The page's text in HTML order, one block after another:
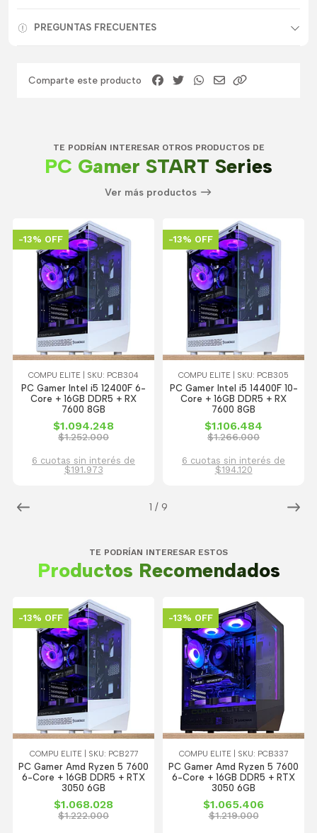
PREGUNTAS FRECUENTES
Comparte este producto
TE PODRÍAN INTERESAR OTROS PRODUCTOS DE
PC Gamer START Series
Ver más productos
1 / 9
-13% OFF
COMPU ELITE | SKU: PCB304
PC Gamer Intel i5 12400F 6-
Core + 16GB DDR5 + RX
7600 8GB
$1.094.248
$1.252.000
6 cuotas sin interés de
$191.973
-13% OFF
COMPU ELITE | SKU: PCB305
PC Gamer Intel i5 14400F 10-
Core + 16GB DDR5 + RX
7600 8GB
$1.106.484
$1.266.000
6 cuotas sin interés de
$194.120
TE PODRÍAN INTERESAR ESTOS
Productos Recomendados
-13% OFF
COMPU ELITE | SKU: PCB277
PC Gamer Amd Ryzen 5 7600
6-Core + 16GB DDR5 + RTX
3050 6GB
$1.068.028
$1.222.000
-13% OFF
COMPU ELITE | SKU: PCB337
PC Gamer Amd Ryzen 5 7600
6-Core + 16GB DDR5 + RTX
3050 6GB
$1.065.406
$1.219.000